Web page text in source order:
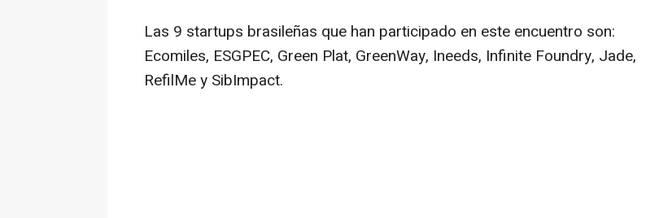
Las 9 startups brasileñas que han participado en este encuentro son:
Ecomiles, ESGPEC, Green Plat, GreenWay, Ineeds, Infinite Foundry, Jade,
RefilMe y SibImpact.